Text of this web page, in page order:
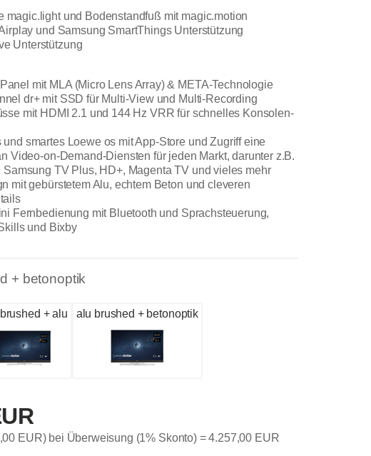
magic.light und Bodenstandfuß mit magic.motion
und Samsung SmartThings Unterstützung
Unterstützung
mit MLA (Micro Lens Array) & META-Technologie
dr+ mit SSD für Multi-View und Multi-Recording
mit HDMI 2.1 und 144 Hz VRR für schnelles Konsolen-
smartes Loewe os mit App-Store und Zugriff eine
Video-on-Demand-Diensten für jeden Markt, darunter z.B.
Samsung TV Plus, HD+, Magenta TV und vieles mehr
mit gebürstetem Alu, echtem Beton und cleveren
Fernbedienung mit Bluetooth und Sprachsteuerung,
und Bixby
+ betonoptik
+ alu alu brushed + betonoptik
EUR) bei Überweisung (1% Skonto) =4.257,00 EUR